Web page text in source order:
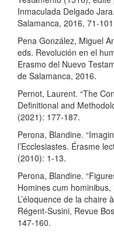
Inmaculada Delgado
Salamanca, 2016, 71-
Pena González, Miguel
eds. Revolución en el
Erasmo del Nuevo
de Salamanca, 2016.
Pernot, Laurent. “The
Definitional and
(2021): 177-187.
Perona, Blandine.
l’Ecclesiastes. Érasme
(2010): 1-13.
Perona, Blandine.
Homines cum
L’éloquence de la chaire
Régent-Susini, Revue
147-160.